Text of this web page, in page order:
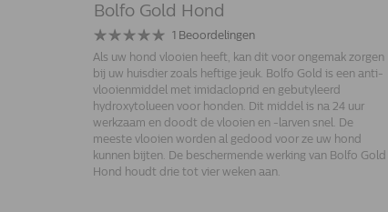
Bolfo Gold Hond
1 Beoordelingen
Als uw hond vlooien heeft, kan dit voor ongemak zorgen
bij uw huisdier zoals heftige jeuk. Bolfo Gold is een anti-
vlooienmiddel met imidacloprid en gebutyleerd
hydroxytolueen voor honden. Dit middel is na 24 uur
werkzaam en doodt de vlooien en -larven snel. De
meeste vlooien worden al gedood voor ze uw hond
kunnen bijten. De beschermende werking van Bolfo Gold
Hond houdt drie tot vier weken aan.